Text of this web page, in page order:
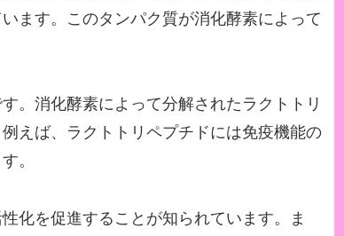
ます。このタンパク質が消化酵素によって
。消化酵素によって分解されたラクトトリ
えば、ラクトトリペプチドには免疫機能の
。
化を促進することが知られています。ま